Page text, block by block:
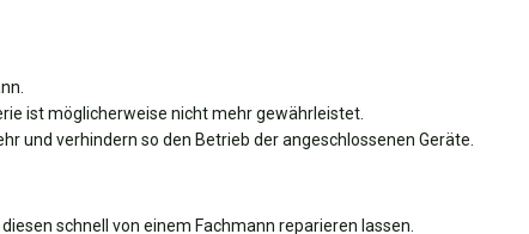
ist möglicherweise nicht mehr gewährleistet.
und verhindern so den Betrieb der angeschlossenen Geräte.
schnell von einem Fachmann reparieren lassen.